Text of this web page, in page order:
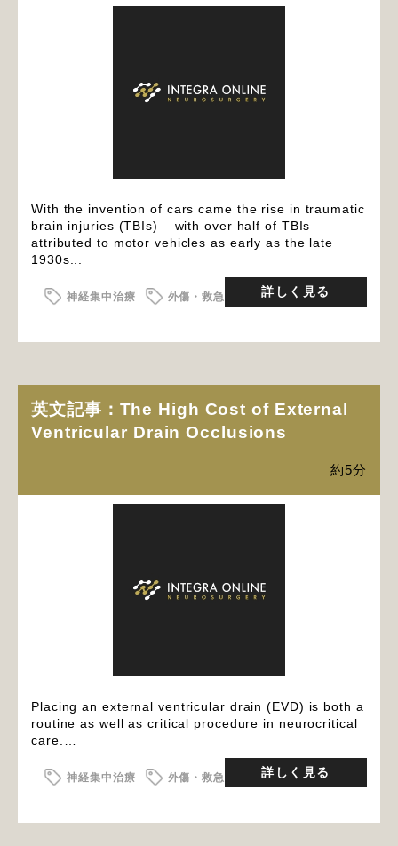
With the invention of cars came the rise in traumatic
brain injuries (TBIs) – with over half of TBIs
attributed to motor vehicles as early as the late
1930s...
神経集中治療 外傷・救急 詳しく見る
英文記事：The High Cost of External
Ventricular Drain Occlusions
約5分
Placing an external ventricular drain (EVD) is both a
routine as well as critical procedure in neurocritical
care.…
神経集中治療 外傷・救急 詳しく見る